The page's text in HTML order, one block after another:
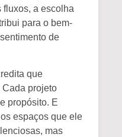
fluxos, a escolha
para o bem-
de
que
Cada projeto
propósito. E
espaços que ele
mas